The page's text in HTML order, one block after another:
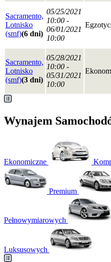
Sacramento,
Lotnisko
(smf)(6 dni)
05/25/2021
10:00 -
06/01/2021
10:00
Sacramento,
Lotnisko
(smf)(3 dni)
05/28/2021
10:00 -
05/31/2021
10:00
Wynajem
Ekonomiczne
Premium
Pełnowymiarowych
Luksusowych